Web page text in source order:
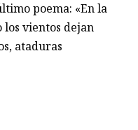
poema: «En la
vientos dejan
ataduras